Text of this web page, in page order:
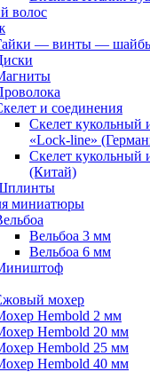
волос
— винты —
и соединения
Скелет кукольный
«Lock-line»
Скелет кукольный
(Китай)
миниатюры
Вельбоа 3 мм
Вельбоа 6 мм
мохер
Hembold 2 мм
Hembold 20 мм
Hembold 25 мм
Hembold 40 мм